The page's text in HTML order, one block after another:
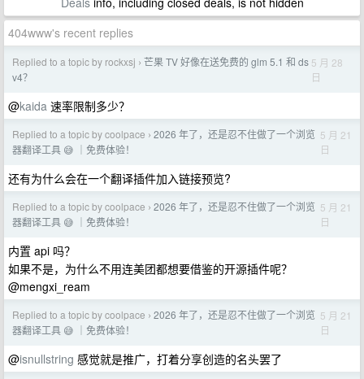
404www's recent replies
Replied to a topic by rockxsj › 芒果 TV 好像在送免费的 glm 5.1 和 ds
v4？
5 月 28
日
@kaida 速率限制多少？
Replied to a topic by coolpace › 2026 年了，还是忍不住做了一个浏览
器翻译工具 😅 ｜免费体验！
5 月 21
日
还有为什么会在一个翻译插件加入链接预览?
Replied to a topic by coolpace › 2026 年了，还是忍不住做了一个浏览
器翻译工具 😅 ｜免费体验！
5 月 21
日
内置 api 吗？
如果不是，为什么不用连美团都想要借鉴的开源插件呢？
@mengxi_ream
Replied to a topic by coolpace › 2026 年了，还是忍不住做了一个浏览
器翻译工具 😅 ｜免费体验！
5 月 21
日
@isnullstring 感觉就是推广，打着分享创造的名头罢了